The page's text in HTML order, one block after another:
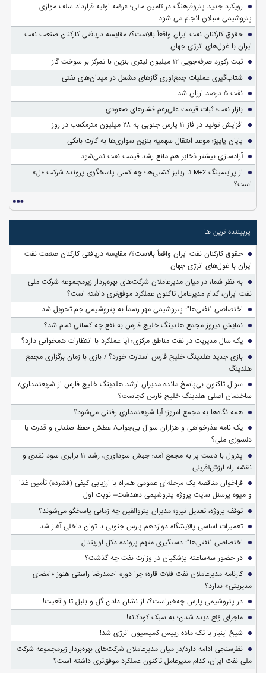
رویکرد جدید پتروفرهنگ در تامین مالی؛ عرضه اولیه قرارداد سلف موازی
پتروشیمی سبلان انجام می شود
حقوق کارکنان نفت ایران واقعاً بالاست؟/ مقایسه دریافتی کارکنان صنعت نفت
ایران با غول‌های انرژی جهان
ثبت رکورد صرفه‌جویی ۱۲ میلیون لیتری بنزین با تمرکز بر سوخت گاز
شتاب‌گیری عملیات جمع‌آوری گازهای مشعل در میدان‌های نفتی
نفت ۵ درصد ارزان شد
بازار نفت؛ ثبات قیمت علی‌رغم فشارهای صعودی
افزایش تولید در فاز ۱۱ پارس جنوبی به ۲۸ میلیون مترمکعب در روز
پایان پاییز؛ موعد انتقال سهمیه بنزین سواری‌ها به کارت بانکی
آزادسازی بیشتر ذخایر هم مانع رشد قیمت نفت نمی‌شود
از پرایسینگ M+2 تا ریلیز کشتی‌ها؛ چه کسی پاسخگوی پرونده شرکت «ل»
است؟
پربیننده ترین ها
حقوق کارکنان نفت ایران واقعاً بالاست؟/ مقایسه دریافتی کارکنان صنعت نفت
ایران با غول‌های انرژی جهان
به نظر شما، در میان مدیرعاملان شرکت‌های بهره‌بردار زیرمجموعه شرکت ملی
نفت ایران، کدام مدیرعامل تاکنون عملکرد موفق‌تری داشته است؟
اختصاصی "نفتی‌ها": پتروشیمی مهر رسماً به پتروشیمی جم تحویل شد
نمایش دیروز مجمع هلدینگ خلیج فارس به نفع چه کسانی تمام شد؟
یک سال مدیریت در نفت مناطق مرکزی؛ آیا عملکرد با انتظارات همخوانی دارد؟
بازی جدید هلدینگ خلیج فارس استارت خورد؟ / بازی با زمان برگزاری مجمع
هلدینگ
سوالِ تاکنون بی‌پاسخ مانده مدیران ارشد هلدینگ خلیج فارس از شریعتمداری/
ساختمان اصلی هلدینگ خلیج فارس کجاست؟
همه نگاه‌ها به مجمع امروز؛ آیا شریعتمداری رفتنی می‌شود؟
یک نامه عذرخواهی و هزاران سوال بی‌جواب/ عطش حفظ صندلی و قدرت یا
دلسوزی ملی؟
پترول با دست پر به مجمع آمد؛ جهش سودآوری، رشد ۱۱ برابری سود نقدی و
نقشه راه ارزش‌آفرینی
فراخوان مناقصه یک مرحله‌ای عمومی همراه با ارزیابی کیفی (فشرده) تأمین غذا
و میوه پرسنل سایت پروژه پتروشیمی دهدشت– نوبت اول
توقف پروژه، تعدیل نیرو؛ مدیران پتروالفین چه زمانی پاسخگو می‌شوند؟
تعمیرات اساسی پالایشگاه دوازدهم پارس جنوبی با توان داخلی آغاز شد
اختصاصی "نفتی‌ها": دستگیری متهم پرونده دکل اورینتال
در حضور سه‌ساعته پزشکیان در وزارت نفت چه گذشت؟
کارنامه مدیرعاملان نفت فلات قاره؛ چرا دوره احمدرضا راستی هنوز «امضای
مدیریتی» ندارد؟
در پتروشیمی پارس چه‌خبراست؟/ از نشان دادن گل و بلبل تا واقعیت!
ماجرای وَلع دیده شدن؛ به سبک کودکانه!
شیخ اینبار با تک ماده رییس کمیسیون انرژی شد!
نظرسنجی ادامه دارد/در میان مدیرعاملان شرکت‌های بهره‌بردار زیرمجموعه شرکت
ملی نفت ایران، کدام مدیرعامل تاکنون عملکرد موفق‌تری داشته است؟